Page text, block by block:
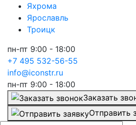
Яхрома
Ярославль
Троицк
пн-пт 9:00 - 18:00
+7 495 532-56-55
info@iconstr.ru
пн-пт 9:00 - 18:00
Заказать
Отправить